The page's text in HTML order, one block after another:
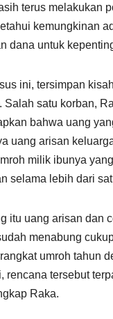
terus melakukan
kemungkinan
dana untuk
ini, tersimpan
Salah satu korban,
bahwa uang
uang arisan
milik ibunya
selama lebih dari
itu uang arisan dan
menabung
umroh tahun
rencana tersebut
Raka.